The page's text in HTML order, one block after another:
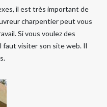
il est très important de
charpentier peut vous
Si vous voulez des
faut visiter son site web. Il